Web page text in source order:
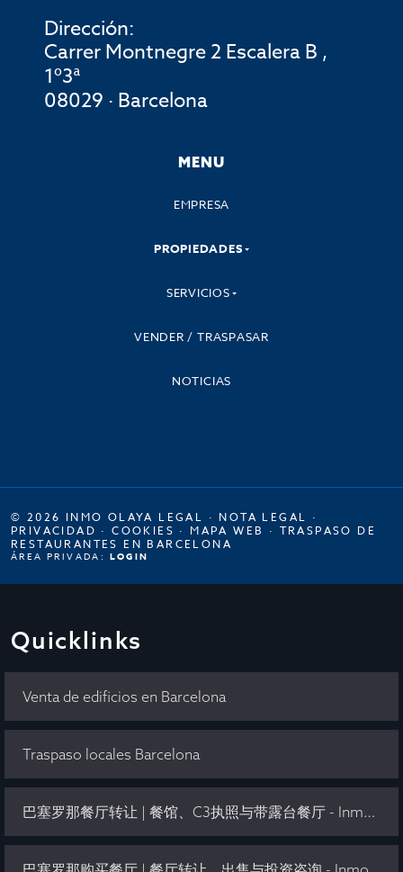
Dirección:
Carrer Montnegre 2 Escalera B ,
1º3ª
08029 · Barcelona
MENU
EMPRESA
PROPIEDADES
SERVICIOS
VENDER / TRASPASAR
NOTICIAS
© 2026 INMO OLAYA LEGAL · NOTA LEGAL ·
PRIVACIDAD ·COOKIES · MAPA WEB · TRASPASO DE
RESTAURANTES EN BARCELONA
ÁREA PRIVADA: LOGIN
Quicklinks
Venta de edificios en Barcelona
Traspaso locales Barcelona
巴塞罗那餐厅转让 | 餐馆、C3执照与带露台餐厅 - Inmo Olaya